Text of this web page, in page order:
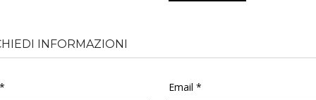
INFORMAZIONI
Email *